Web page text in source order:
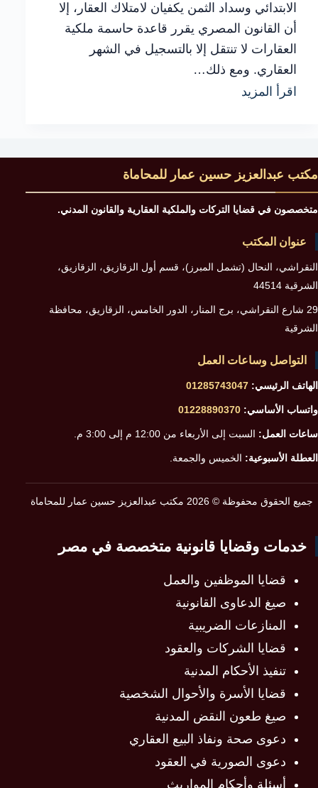
الابتدائي وسداد الثمن يكفيان لامتلاك العقار، إلا
أن القانون المصري يقرر قاعدة حاسمة ملكية
العقارات لا تنتقل إلا بالتسجيل في الشهر
العقاري. ومع ذلك…
اقرأ المزيد
الملكية
بعقد
البيع
الرفض
المحكمة
مكتب عبدالعزيز حسين عمار للمحاماة
متخصصون في قضايا التركات والملكية العقارية والقانون المدني.
عنوان المكتب
النقراشي، النحال (تشمل المبرز)، قسم أول الزقازيق، الزقازيق،
الشرقية 44514
29 شارع النقراشي، برج المنار، الدور الخامس، الزقازيق، محافظة
الشرقية
التواصل وساعات العمل
الهاتف الرئيسي: 01285743047
واتساب الأساسي: 01228890370
ساعات العمل: السبت إلى الأربعاء من 12:00 م إلى 3:00 م.
العطلة الأسبوعية: الخميس والجمعة.
جميع الحقوق محفوظة © 2026 مكتب عبدالعزيز حسين عمار للمحاماة
خدمات وقضايا قانونية متخصصة في مصر
قضايا الموظفين والعمل
صيغ الدعاوى القانونية
المنازعات الضريبية
قضايا الشركات والعقود
تنفيذ الأحكام المدنية
قضايا الأسرة والأحوال الشخصية
صيغ طعون النقض المدنية
دعوى صحة ونفاذ البيع العقاري
دعوى الصورية في العقود
أسئلة وأحكام المواريث